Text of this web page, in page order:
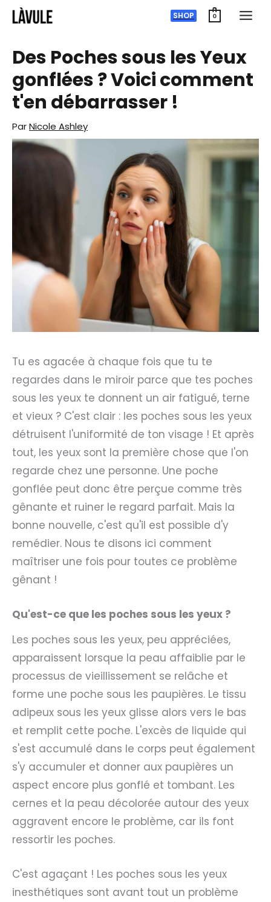
Zum
Inhalt
SHOP 0
Des Poches sous les Yeux
gonflées ? Voici comment
t'en débarrasser !
ParNicole Ashley
Tu es agacée à chaque fois que tu te
regardes dans le miroir parce que tes poches
sous les yeux te donnent un air fatigué, terne
et vieux ? C'est clair : les poches sous les yeux
détruisent l'uniformité de ton visage ! Et après
tout, les yeux sont la première chose que l'on
regarde chez une personne. Une poche
gonflée peut donc être perçue comme très
gênante et ruiner le regard parfait. Mais la
bonne nouvelle, c'est qu'il est possible d'y
remédier. Nous te disons ici comment
maîtriser une fois pour toutes ce problème
gênant !
Qu'est-ce que les poches sous les yeux ?
Les poches sous les yeux, peu appréciées,
apparaissent lorsque la peau affaiblie par le
processus de vieillissement se relâche et
forme une poche sous les paupières. Le tissu
adipeux sous les yeux glisse alors vers le bas
et remplit cette poche. L'excès de liquide qui
s'est accumulé dans le corps peut également
s'y accumuler et donner aux paupières un
aspect encore plus gonflé et tombant. Les
cernes et la peau décolorée autour des yeux
aggravent encore le problème, car ils font
ressortir les poches.
C'est agaçant ! Les poches sous les yeux
inesthétiques sont avant tout un problème